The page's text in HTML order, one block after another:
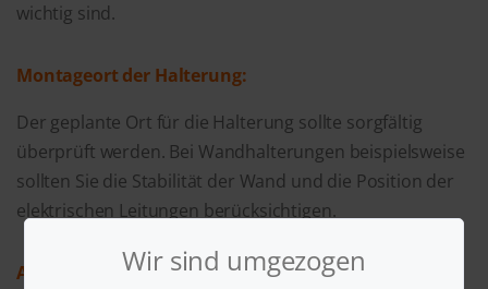
wichtig sind.
Montageort der Halterung:
Der geplante Ort für die Halterung sollte sorgfältig
überprüft werden. Bei Wandhalterungen beispielsweise
sollten Sie die Stabilität der Wand und die Position der
elektrischen Leitungen berücksichtigen.
Art der Befestigung:Wir sind umgezogen